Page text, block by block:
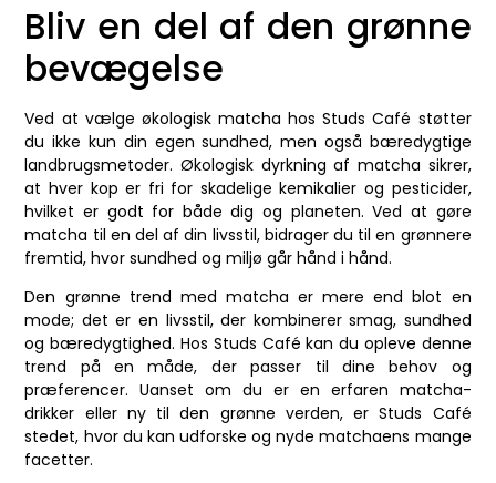
Bliv en del af den grønne
bevægelse
Ved at vælge økologisk matcha hos Studs Café støtter
du ikke kun din egen sundhed, men også bæredygtige
landbrugsmetoder. Økologisk dyrkning af matcha sikrer,
at hver kop er fri for skadelige kemikalier og pesticider,
hvilket er godt for både dig og planeten. Ved at gøre
matcha til en del af din livsstil, bidrager du til en grønnere
fremtid, hvor sundhed og miljø går hånd i hånd.
Den grønne trend med matcha er mere end blot en
mode; det er en livsstil, der kombinerer smag, sundhed
og bæredygtighed. Hos Studs Café kan du opleve denne
trend på en måde, der passer til dine behov og
præferencer. Uanset om du er en erfaren matcha-
drikker eller ny til den grønne verden, er Studs Café
stedet, hvor du kan udforske og nyde matchaens mange
facetter.